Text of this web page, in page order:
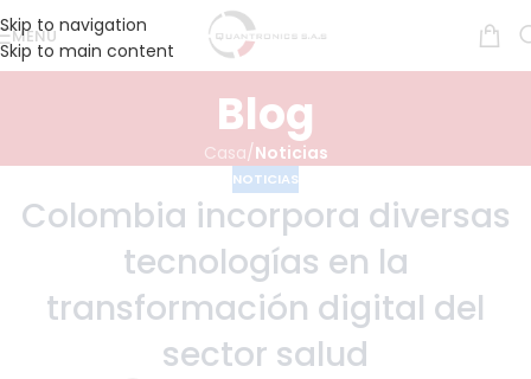
Skip to navigation
Skip to main content
MENÚ
Blog
Casa/Noticias
NOTICIAS
Colombia incorpora diversas
tecnologías en la
transformación digital del
sector salud